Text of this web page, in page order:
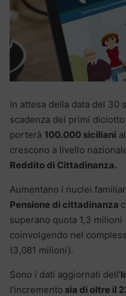
In attesa della data del 30
scadenza dei primi
porterà 100.000 siciliani
crescono a livello
Reddito di Cittadinanza.
Aumentano i nuclei
Pensione di cittadinanza
superano quota 1,3
coinvolgendo nel
(3,081 milioni).
Sono i dati aggiornati dell’
l’incremento sia di oltre il